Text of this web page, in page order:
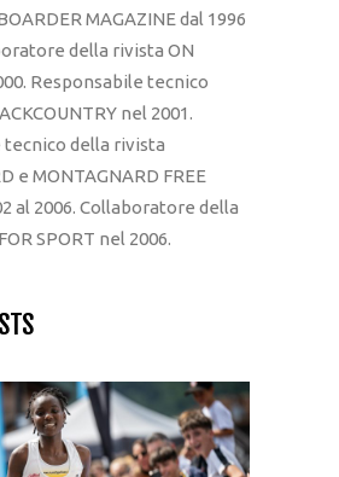
MAGAZINE dal 1996
della rivista ON
Responsabile tecnico
nel 2001.
tecnico della rivista
e MONTAGNARD FREE
al 2006. Collaboratore della
SPORT nel 2006.